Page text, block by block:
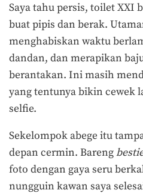
Saya tahu persis, toilet XXI
buat pipis dan berak.
menghabiskan waktu
dandan, dan merapikan
berantakan. Ini masih
yang tentunya bikin cewek
selfie.
Sekelompok abege itu
depan cermin. Bareng
foto dengan gaya seru
nungguin kawan saya